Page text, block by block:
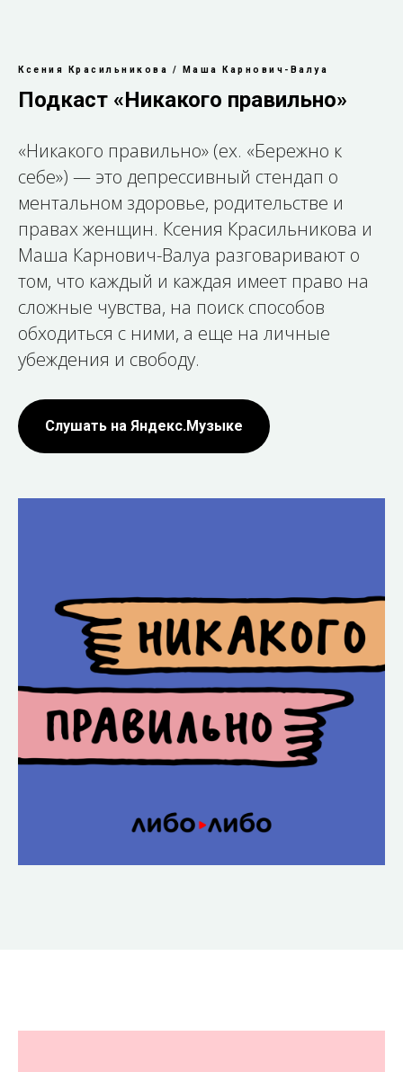
Ксения Красильникова / Маша Карнович-Валуа
Подкаст «Никакого правильно»
«Никакого правильно» (ex. «Бережно к
себе») — это депрессивный стендап о
ментальном здоровье, родительстве и
правах женщин. Ксения Красильникова и
Маша Карнович-Валуа разговаривают о
том, что каждый и каждая имеет право на
сложные чувства, на поиск способов
обходиться с ними, а еще на личные
убеждения и свободу.
Слушать на Яндекс.Музыке